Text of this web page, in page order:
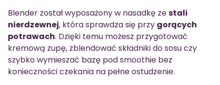
Blender został wyposażony w nasadkę zestali
nierdzewnej, która sprawdza się przy gorących
potrawach. Dzięki temu możesz przygotować
kremową zupę, zblendować składniki do sosu czy
szybko wymieszać bazę pod smoothie bez
konieczności czekania na pełne ostudzenie.